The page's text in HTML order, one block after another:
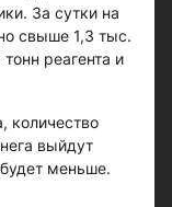
За сутки на
свыше 1,3 тыс.
реагента и
количество
выйдут
меньше.